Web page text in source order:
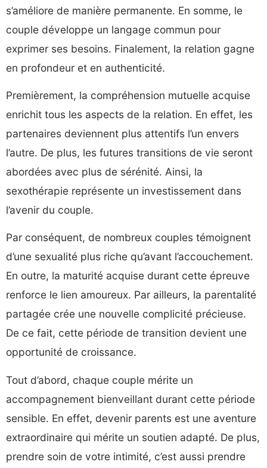
s’améliore de manière permanente. En somme, le
couple développe un langage commun pour
exprimer ses besoins. Finalement, la relation gagne
en profondeur et en authenticité.
Premièrement, la compréhension mutuelle acquise
enrichit tous les aspects de la relation. En effet, les
partenaires deviennent plus attentifs l’un envers
l’autre. De plus, les futures transitions de vie seront
abordées avec plus de sérénité. Ainsi, la
sexothérapie représente un investissement dans
l’avenir du couple.
Par conséquent, de nombreux couples témoignent
d’une sexualité plus riche qu’avant l’accouchement.
En outre, la maturité acquise durant cette épreuve
renforce le lien amoureux. Par ailleurs, la parentalité
partagée crée une nouvelle complicité précieuse.
De ce fait, cette période de transition devient une
opportunité de croissance.
Tout d’abord, chaque couple mérite un
accompagnement bienveillant durant cette période
sensible. En effet, devenir parents est une aventure
extraordinaire qui mérite un soutien adapté. De plus,
prendre soin de votre intimité, c’est aussi prendre